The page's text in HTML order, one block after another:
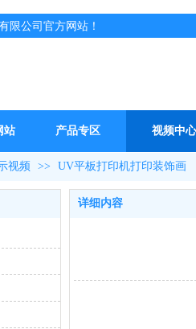
技有限公司官方网站！
站 产品专区 视频中心
视频 >> UV平板打印机打印装饰画
详细内容